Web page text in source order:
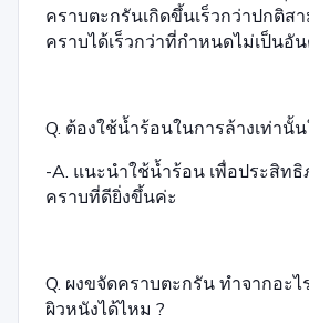
คราบตะกรันเกิดขึ้นเร็วกว่าปกติส
คราบได้เร็วกว่าที่กำหนดไม่เป็นอั
Q. ต้องใช้น้ำร้อนในการล้างเท่านั้
-A. แนะนำใช้น้ำร้อน เพื่อประสิท
คราบที่ดียิ่งขึ้นค่ะ
Q. ผงขจัดคราบตะกรัน ทำจากอะ
ผิวหนังได้ไหม ?